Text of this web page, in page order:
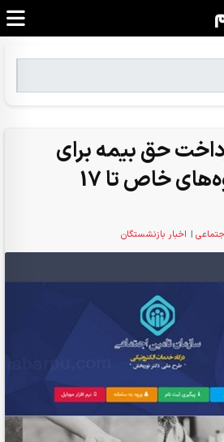
حق بیمه برای
بیمه‌شدگان گروه‌های خاص تا 17
| اخبار بازنشستگان